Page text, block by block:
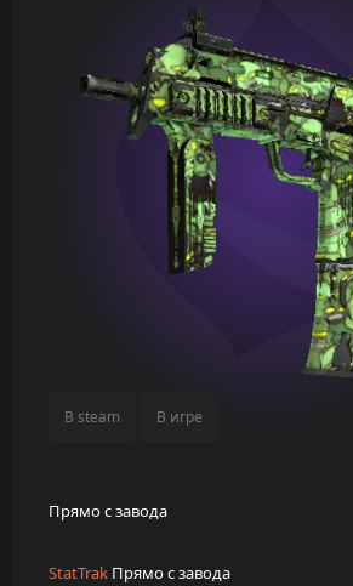
В steam В игре
Прямо с завода
StatTrak Прямо с завода